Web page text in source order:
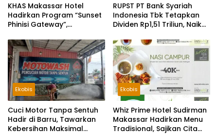
KHAS Makassar Hotel
Hadirkan Program “Sunset
Phinisi Gateway”,
Kapal Phinisi
RUPST PT Bank Syariah
Indonesia Tbk Tetapkan
Dividen Rp1,51 Triliun, Naik
Sebelumnya
Ekobis
Cuci Motor Tanpa Sentuh
Hadir di Barru, Tawarkan
Kebersihan Maksimal
Ekobis
Whiz Prime Hotel Sudirman
Makassar Hadirkan Menu
Tradisional, Sajikan Cita